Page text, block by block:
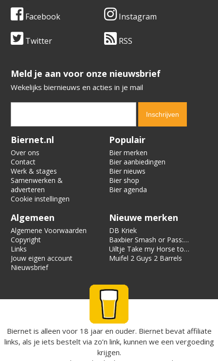
Facebook Instagram
Twitter RSS
​​​​​​​Meld je aan voor onze nieuwsbrief
Wekelijks biernieuws en acties in je mail
Verification code:
Biernet.nl
Over ons
Contact
Werk & stages
Samenwerken &
adverteren
Cookie instellingen
Populair
Bier merken
Bier aanbiedingen
Bier nieuws
Bier shop
Bier agenda
Algemeen
Algemene Voorwaarden
Copyright
Links
Jouw eigen account
Nieuwsbrief
Nieuwe merken
DB Kriek
Baxbier Smash or Pass:
Strata
Uiltje Take my Horse to
the Hotel Room
Muifel 2 Guys 2 Barrels
Biernet is alleen voor 18 jaar en ouder. Biernet bevat affiliate
links, als je iets bestelt via zo’n link, kunnen we een vergoeding
krijgen.